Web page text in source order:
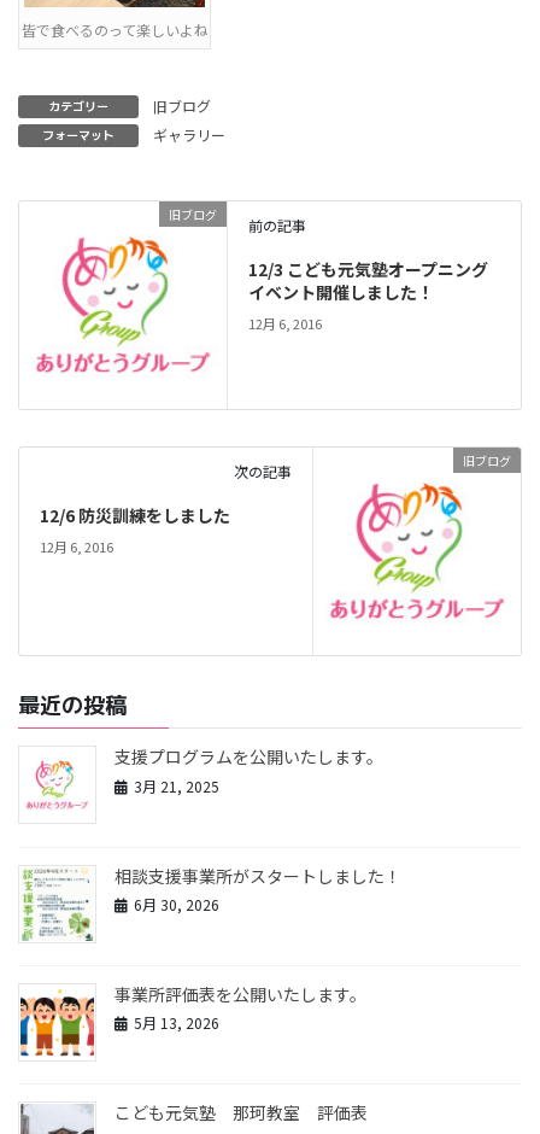
皆で食べるのって楽しいよね
カテゴリー 旧ブログ
フォーマット ギャラリー
旧ブログ
前の記事
12/3 こども元気塾オープニング
イベント開催しました！
12月 6, 2016
旧ブログ
次の記事
12/6 防災訓練をしました
12月 6, 2016
最近の投稿
支援プログラムを公開いたします。
3月 21, 2025
相談支援事業所がスタートしました！
6月 30, 2026
事業所評価表を公開いたします。
5月 13, 2026
こども元気塾 那珂教室 評価表